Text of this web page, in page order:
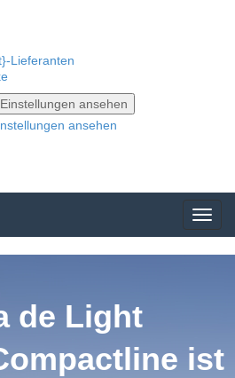
Lieferanten
Einstellungen ansehen
ansehen
de Light
ist